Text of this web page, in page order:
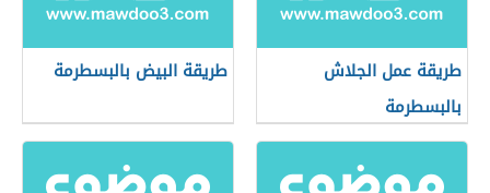
طريقة عمل الجلاش
بالبسطرمة
طريقة البيض بالبسطرمة